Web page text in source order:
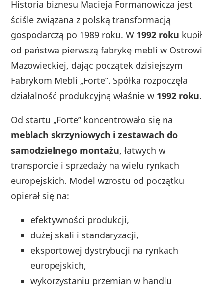
Historia biznesu Macieja Formanowicza jest
ściśle związana z polską transformacją
gospodarczą po 1989 roku. W 1992 roku kupił
od państwa pierwszą fabrykę mebli w Ostrowi
Mazowieckiej, dając początek dzisiejszym
Fabrykom Mebli „Forte”. Spółka rozpoczęła
działalność produkcyjną właśnie w 1992 roku.
Od startu „Forte” koncentrowało się na
meblach skrzyniowych i zestawach do
samodzielnego montażu, łatwych w
transporcie i sprzedaży na wielu rynkach
europejskich. Model wzrostu od początku
opierał się na:
efektywności produkcji,
dużej skali i standaryzacji,
eksportowej dystrybucji na rynkach
europejskich,
wykorzystaniu przemian w handlu